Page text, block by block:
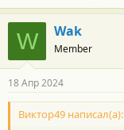
W Wak
Member
18 Апр 2024
Виктор49 написал(а):